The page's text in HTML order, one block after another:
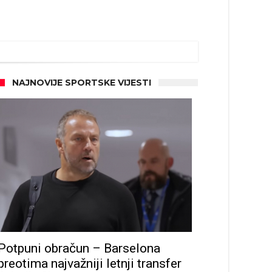
NAJNOVIJE SPORTSKE VIJESTI
obračun – Barselona
najvažniji letnji transfer